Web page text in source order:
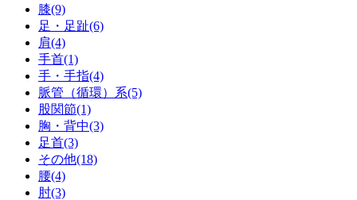
膝(9)
足・足趾(6)
肩(4)
手首(1)
手・手指(4)
脈管（循環）系(5)
股関節(1)
胸・背中(3)
足首(3)
その他(18)
腰(4)
肘(3)